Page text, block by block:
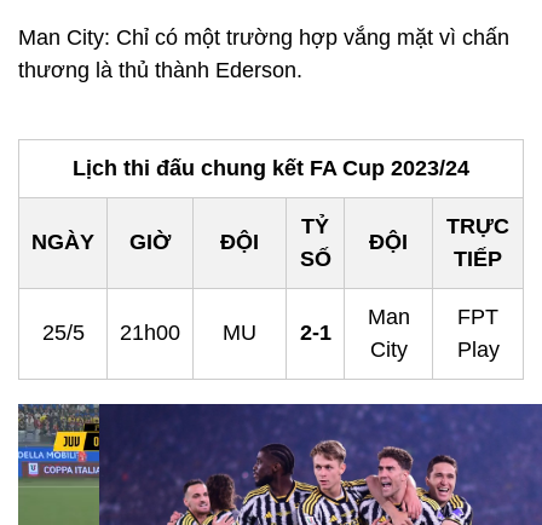
Man City: Chỉ có một trường hợp vắng mặt vì chấn
thương là thủ thành Ederson.
Lịch thi đấu chung kết FA Cup 2023/24
NGÀY GIỜ ĐỘI
TỶ
SỐ
ĐỘI
TRỰC
TIẾP
25/5 21h00 MU 2-1
Man
City
FPT
Play